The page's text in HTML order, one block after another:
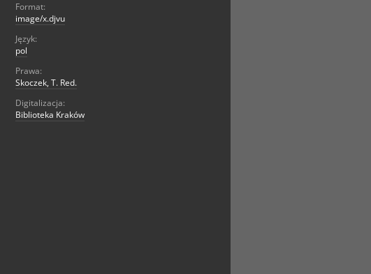
Format:
image/x.djvu
Język:
pol
Prawa:
Skoczek, T. Red.
Digitalizacja:
Biblioteka Kraków